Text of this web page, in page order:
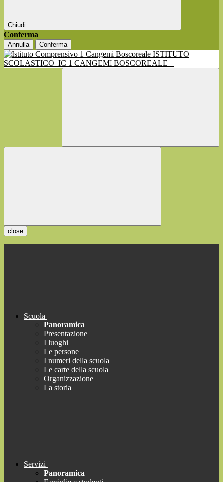
Chiudi
Conferma
Annulla Conferma
ISTITUTO
SCOLASTICO IC 1 CANGEMI BOSCOREALE
close
Scuola
Panoramica
Presentazione
I luoghi
Le persone
I numeri della scuola
Le carte della scuola
Organizzazione
La storia
Servizi
Panoramica